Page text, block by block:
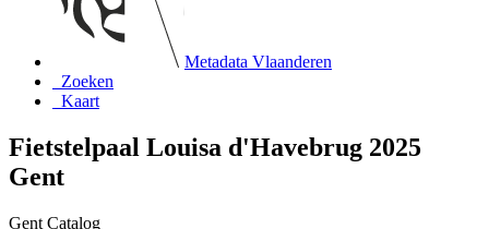
Metadata Vlaanderen
Zoeken
Kaart
Fietstelpaal Louisa d'Havebrug 2025
Gent
Gent Catalog